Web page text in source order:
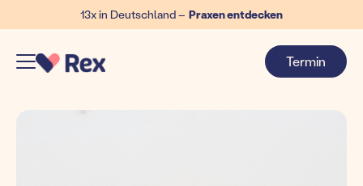
13x in Deutschland – Praxen entdecken
Termin